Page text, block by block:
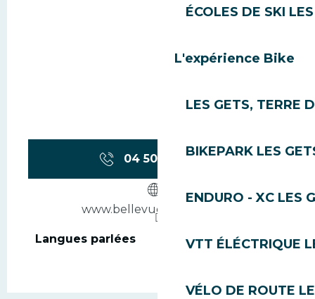
ÉCOLES DE SKI
L'expérience Bike
LES GETS, TERRE
BIKEPARK LES
ENDURO - XC LES
VTT ÉLÉCTRIQUE
VÉLO DE ROUTE
04 50 75 80▒▒
www.bellevue-lesgets.com
Langues parlées
Langues parlées